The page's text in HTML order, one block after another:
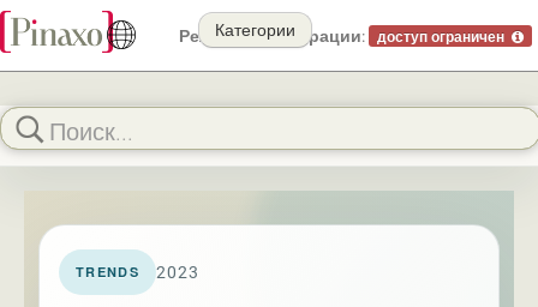
Режим демонстрации: доступ ограничен
Категории
TRENDS 2023